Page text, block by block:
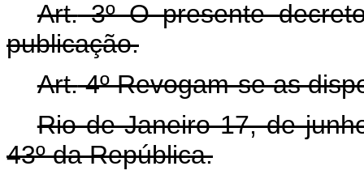
Art.3º O presente
publicação.
Art.4º Revogam-se as
Rio de Janeiro 17, de
43º da República.